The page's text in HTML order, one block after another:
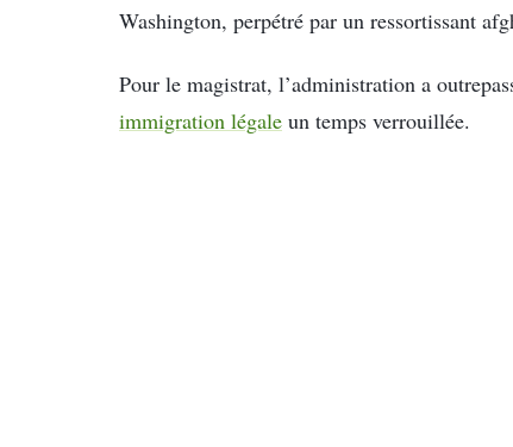
Washington, perpétré par un ressortissant
Pour le magistrat, l’administration a
immigration légale un temps verrouillée.